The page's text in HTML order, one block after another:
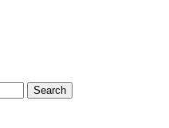
Search